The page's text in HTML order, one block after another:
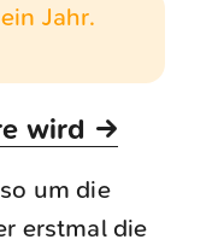
Jahr.
wird →
um die
erstmal die